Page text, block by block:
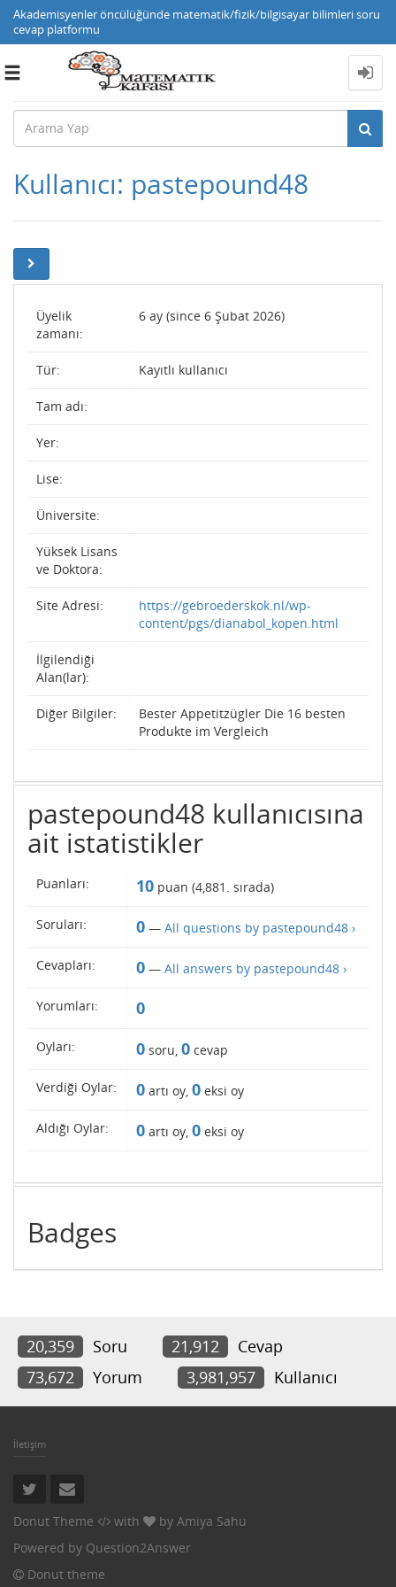
Akademisyenler öncülüğünde matematik/fizik/bilgisayar bilimleri soru
cevap platformu
Toggle
Kullanıcı: pastepound48
Üyelik
zamanı:
6 ay (since 6 Şubat 2026)
Tür: Kayıtlı kullanıcı
Tam adı:
Yer:
Lise:
Üniversite:
Yüksek Lisans
ve Doktora:
Site Adresi:
https://gebroederskok.nl/wp-
content/pgs/dianabol_kopen.html
İlgilendiği
Alan(lar):
Diğer Bilgiler:
Bester Appetitzügler Die 16 besten
Produkte im Vergleich
pastepound48 kullanıcısına
ait istatistikler
Puanları: 10 puan (4,881 . sırada)
Soruları: 0 — All questions by pastepound48 ›
Cevapları: 0 — All answers by pastepound48 ›
Yorumları: 0
Oyları: 0 soru, 0 cevap
Verdiği Oylar: 0 artı oy, 0 eksi oy
Aldığı Oylar: 0 artı oy, 0 eksi oy
Badges
20,359 Soru 21,912
Cevap
73,672
Yorum 3,981,957 Kullanıcı
İletişim
Donut Theme with by Amiya Sahu
Powered by Question2Answer
Donut theme